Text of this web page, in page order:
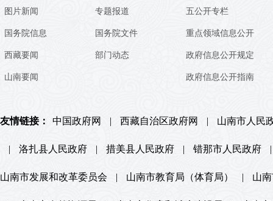
图片新闻
国务院信息
西藏要闻
山南要闻
专题报道
国务院文件
部门动态
五公开专栏
重点领域信息公开
政府信息公开规定
政府信息公开指南
友情链接： 中国政府网 | 西藏自治区政府网 | 山南市人民
| 洛扎县人民政府 | 措美县人民政府 | 错那市人民政府 |
山南市发展和改革委员会 | 山南市教育局（体育局） | 山